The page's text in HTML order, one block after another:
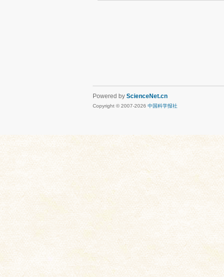
Powered by ScienceNet.cn
Copyright © 2007-2026 中国科学报社